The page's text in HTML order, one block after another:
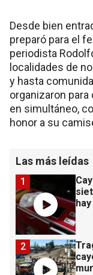
Desde bien
preparó para el
periodista
localidades de
y hasta
organizaron
en simultáneo,
honor a su
Las más leídas
1
2